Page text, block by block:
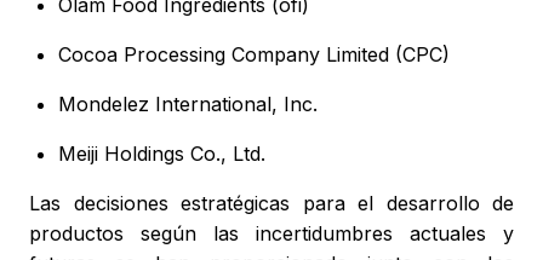
Olam Food Ingredients (ofi)
Cocoa Processing Company Limited (CPC)
Mondelez International, Inc.
Meiji Holdings Co., Ltd.
Las decisiones estratégicas para el desarrollo de
productos según las incertidumbres actuales y